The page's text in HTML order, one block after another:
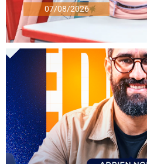
07/08/2026